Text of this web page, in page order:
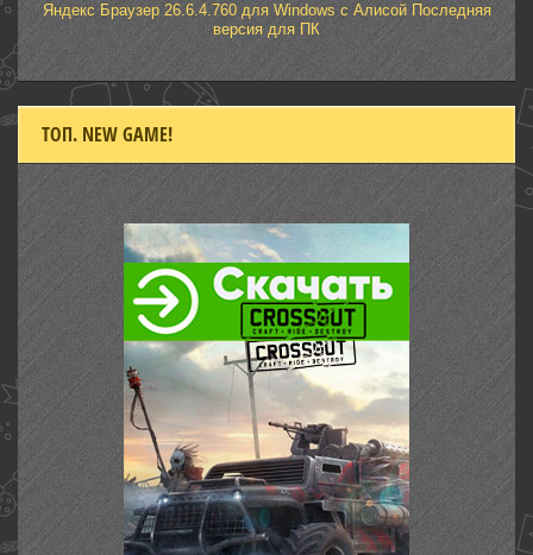
Яндекс Браузер 26.6.4.760 для Windows с Алисой Последняя
версия для ПК
ТОП. NEW GAME!